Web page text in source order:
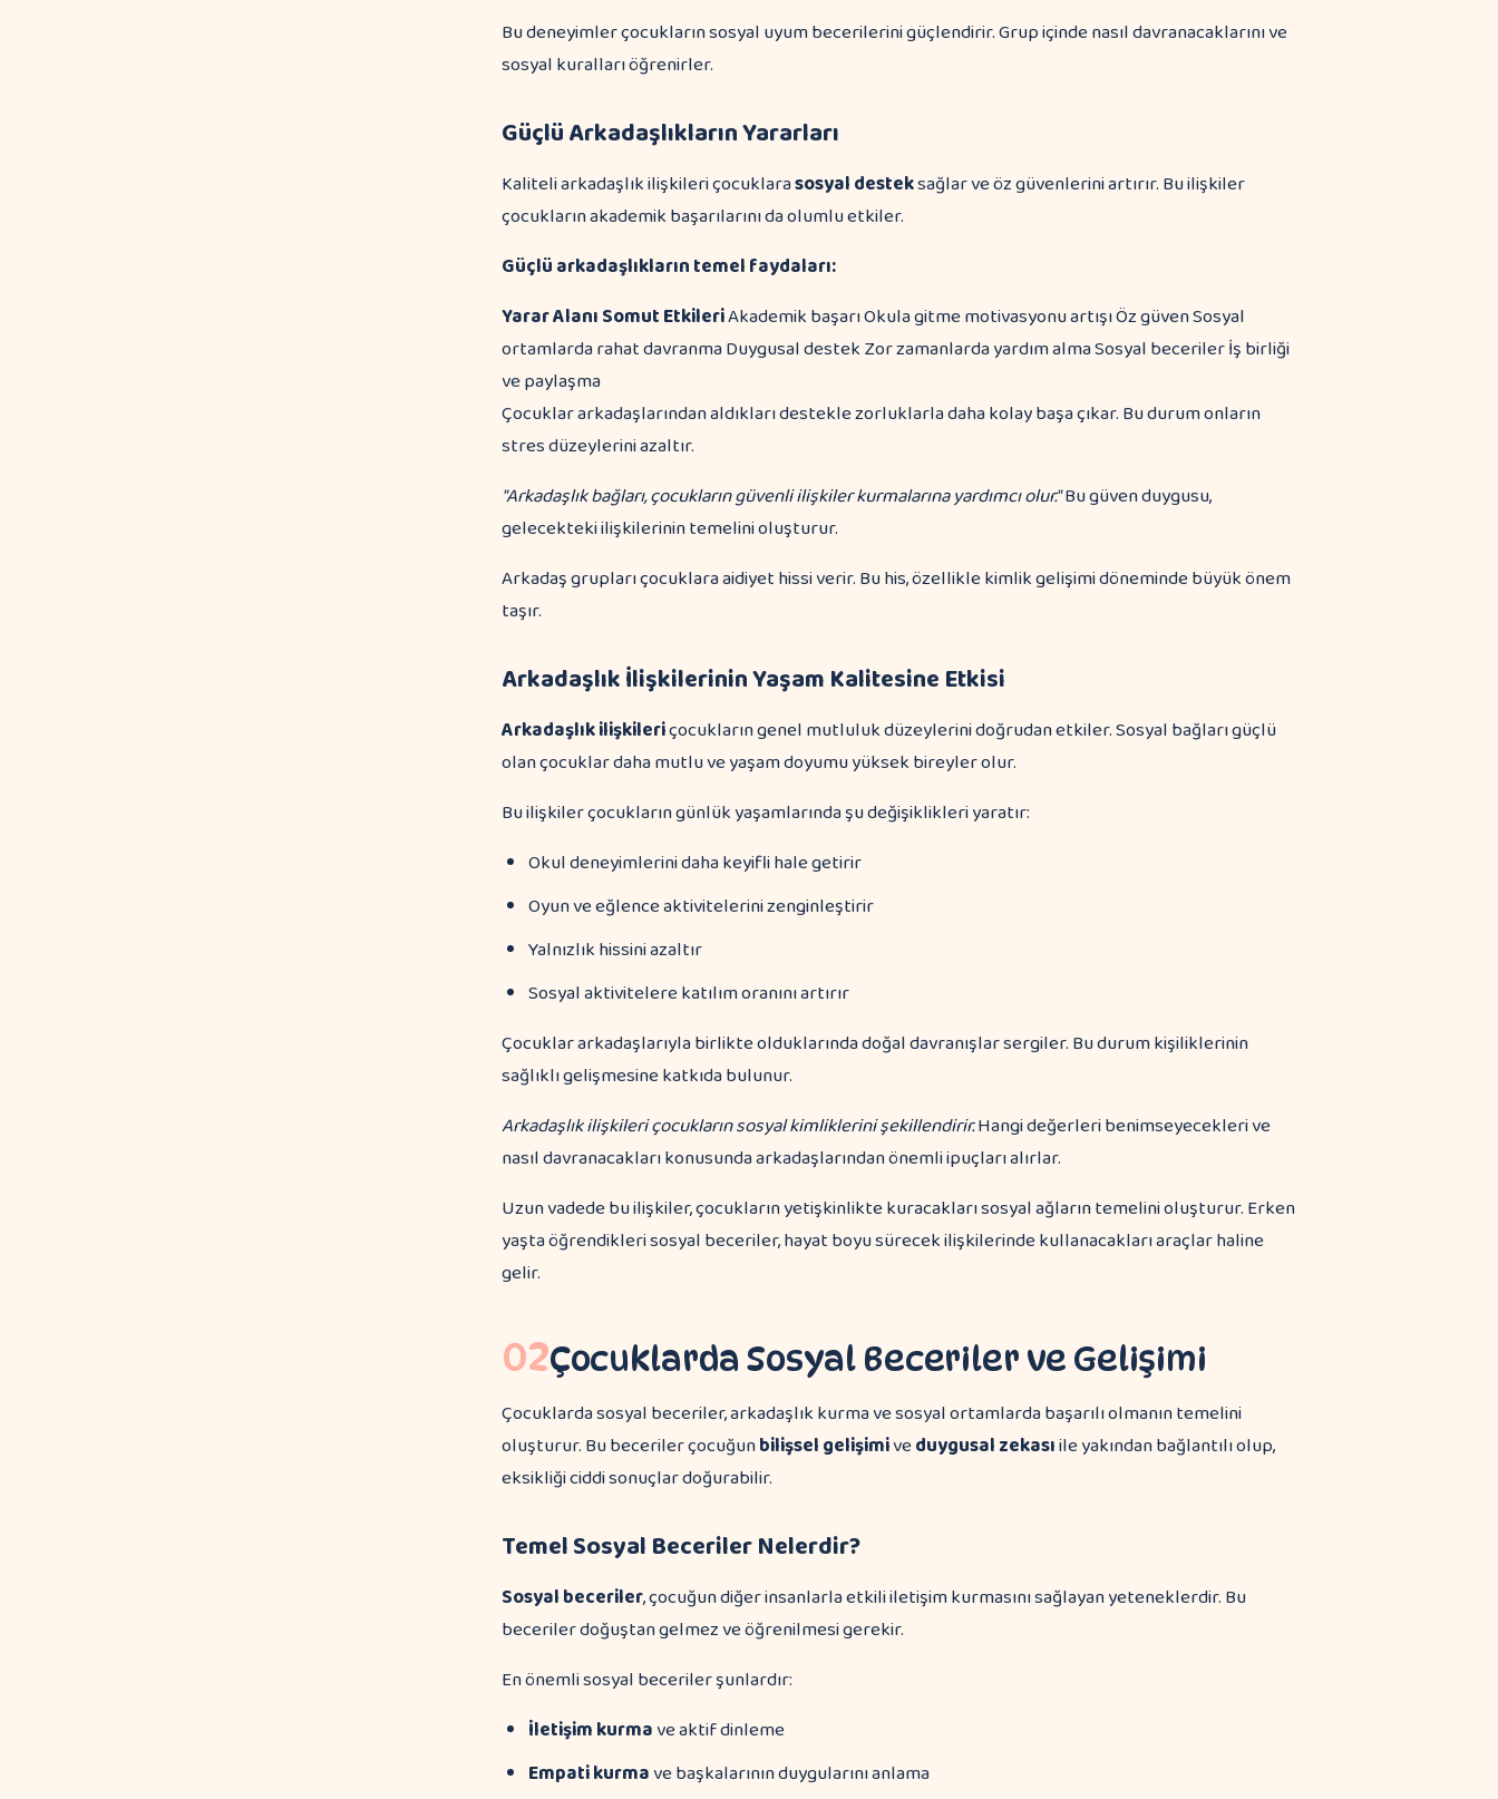
Bu deneyimler çocukların sosyal uyum becerilerini güçlendirir. Grup içinde nasıl davranacaklarını ve
sosyal kuralları öğrenirler.
Güçlü Arkadaşlıkların Yararları
Kaliteli arkadaşlık ilişkileri çocuklarasosyal desteksağlar ve öz güvenlerini artırır. Bu ilişkiler
çocukların akademik başarılarını da olumlu etkiler.
Güçlü arkadaşlıkların temel faydaları:
Yarar AlanıSomut EtkileriAkademik başarı Okula gitme motivasyonu artışı Öz güven Sosyal
ortamlarda rahat davranma Duygusal destek Zor zamanlarda yardım alma Sosyal beceriler İş birliği
ve paylaşma
Çocuklar arkadaşlarından aldıkları destekle zorluklarla daha kolay başa çıkar. Bu durum onların
stres düzeylerini azaltır.
"Arkadaşlık bağları, çocukların güvenli ilişkiler kurmalarına yardımcı olur."Bu güven duygusu,
gelecekteki ilişkilerinin temelini oluşturur.
Arkadaş grupları çocuklara aidiyet hissi verir. Bu his, özellikle kimlik gelişimi döneminde büyük önem
taşır.
Arkadaşlık İlişkilerinin Yaşam Kalitesine Etkisi
Arkadaşlık ilişkileriçocukların genel mutluluk düzeylerini doğrudan etkiler. Sosyal bağları güçlü
olan çocuklar daha mutlu ve yaşam doyumu yüksek bireyler olur.
Bu ilişkiler çocukların günlük yaşamlarında şu değişiklikleri yaratır:
Okul deneyimlerini daha keyifli hale getirir
Oyun ve eğlence aktivitelerini zenginleştirir
Yalnızlık hissini azaltır
Sosyal aktivitelere katılım oranını artırır
Çocuklar arkadaşlarıyla birlikte olduklarında doğal davranışlar sergiler. Bu durum kişiliklerinin
sağlıklı gelişmesine katkıda bulunur.
Arkadaşlık ilişkileri çocukların sosyal kimliklerini şekillendirir.Hangi değerleri benimseyecekleri ve
nasıl davranacakları konusunda arkadaşlarından önemli ipuçları alırlar.
Uzun vadede bu ilişkiler, çocukların yetişkinlikte kuracakları sosyal ağların temelini oluşturur. Erken
yaşta öğrendikleri sosyal beceriler, hayat boyu sürecek ilişkilerinde kullanacakları araçlar haline
gelir.
02Çocuklarda Sosyal Beceriler ve Gelişimi
Çocuklarda sosyal beceriler, arkadaşlık kurma ve sosyal ortamlarda başarılı olmanın temelini
oluşturur. Bu beceriler çocuğunbilişsel gelişimiveduygusal zekasıile yakından bağlantılı olup,
eksikliği ciddi sonuçlar doğurabilir.
Temel Sosyal Beceriler Nelerdir?
Sosyal beceriler, çocuğun diğer insanlarla etkili iletişim kurmasını sağlayan yeteneklerdir. Bu
beceriler doğuştan gelmez ve öğrenilmesi gerekir.
En önemli sosyal beceriler şunlardır:
İletişim kurmave aktif dinleme
Empati kurmave başkalarının duygularını anlama